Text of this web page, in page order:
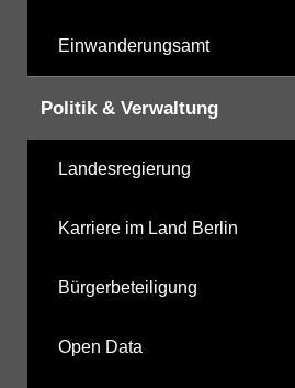
Einwanderungsamt
Politik & Verwaltung
Landesregierung
Karriere im Land Berlin
Bürgerbeteiligung
Open Data